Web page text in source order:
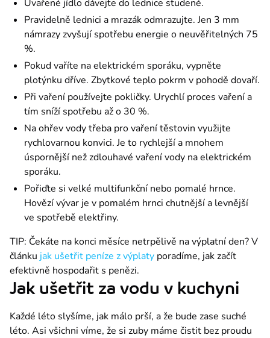
Uvařené jídlo dávejte do lednice studené.
Pravidelně lednici a mrazák odmrazujte. Jen 3 mm
námrazy zvyšují spotřebu energie o neuvěřitelných 75
%.
Pokud vaříte na elektrickém sporáku, vypněte
plotýnku dříve. Zbytkové teplo pokrm v pohodě dovaří.
Při vaření používejte pokličky. Urychlí proces vaření a
tím sníží spotřebu až o 30 %.
Na ohřev vody třeba pro vaření těstovin využijte
rychlovarnou konvici. Je to rychlejší a mnohem
úspornější než zdlouhavé vaření vody na elektrickém
sporáku.
Pořiďte si velké multifunkční nebo pomalé hrnce.
Hovězí vývar je v pomalém hrnci chutnější a levnější
ve spotřebě elektřiny.
TIP: Čekáte na konci měsíce netrpělivě na výplatní den? V
článku jak ušetřit peníze z výplaty poradíme, jak začít
efektivně hospodařit s penězi.
Jak ušetřit za vodu v kuchyni
Každé léto slyšíme, jak málo prší, a že bude zase suché
léto. Asi všichni víme, že si zuby máme čistit bez proudu